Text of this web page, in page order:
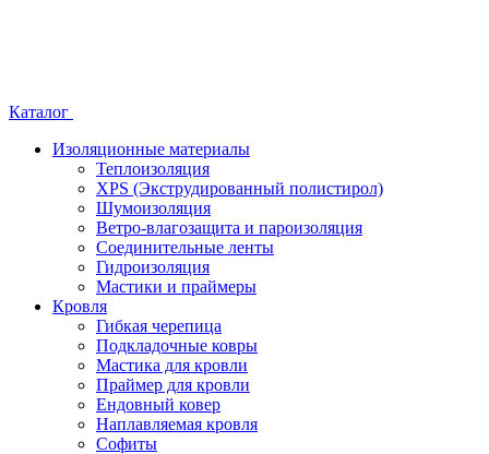
Каталог
Изоляционные материалы
Теплоизоляция
XPS (Экструдированный полистирол)
Шумоизоляция
Ветро-влагозащита и пароизоляция
Соединительные ленты
Гидроизоляция
Мастики и праймеры
Кровля
Гибкая черепица
Подкладочные ковры
Мастика для кровли
Праймер для кровли
Ендовный ковер
Наплавляемая кровля
Софиты